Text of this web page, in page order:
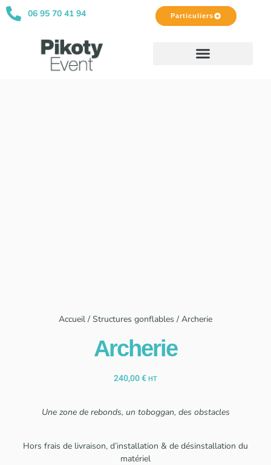
06 95 70 41 94 Particuliers
Accueil / Structures gonflables / Archerie
Archerie
240,00€ HT
Une zone de rebonds, un toboggan, des obstacles
Hors frais de livraison, d’installation & de désinstallation du
matériel